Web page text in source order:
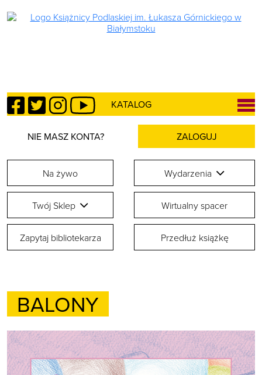
KATALOG
NIE MASZ KONTA? ZALOGUJ
Facebook
TwitterInstagram
YouTube
Na żywo Wydarzenia
Twój Sklep Wirtualny spacer
Zapytaj bibliotekarza Przedłuż książkę
BALONY